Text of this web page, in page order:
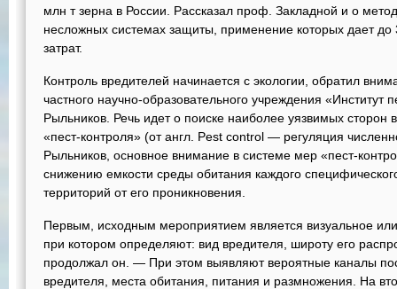
млн т зерна в России. Рассказал проф. Закладной и о
несложных системах защиты, применение которых дает
затрат.
Контроль вредителей начинается с экологии, обратил
частного научно-образовательного учреждения «Институт
Рыльников. Речь идет о поиске наиболее уязвимых сторон
«пест-контроля» (от англ. Pest control — регуляция
Рыльников, основное внимание в системе мер «пест-
снижению емкости среды обитания каждого
территорий от его проникновения.
Первым, исходным мероприятием является визуальное
при котором определяют: вид вредителя, широту его
продолжал он. — При этом выявляют вероятные каналы
вредителя, места обитания, питания и размножения. На